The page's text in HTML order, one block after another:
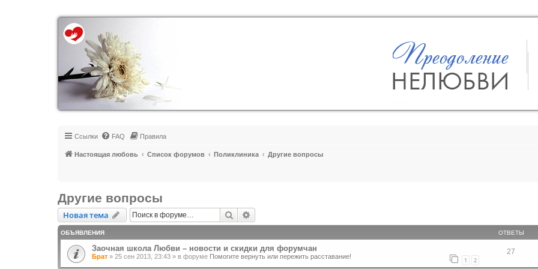
Регистрация
Ссылки FAQ Правила
Настоящая любовь Список форумов Поликлиника Другие вопросы
Другие вопросы
Новая тема
Новаятема Поиск
ОБЪЯВЛЕНИЯ ОТВЕТЫ
Заочная школа Любви – новости и скидки для форумчан
Брат » 25 сен 2013, 23:43 » в форуме Помогите вернуть или пережить расставание! 1 2
27